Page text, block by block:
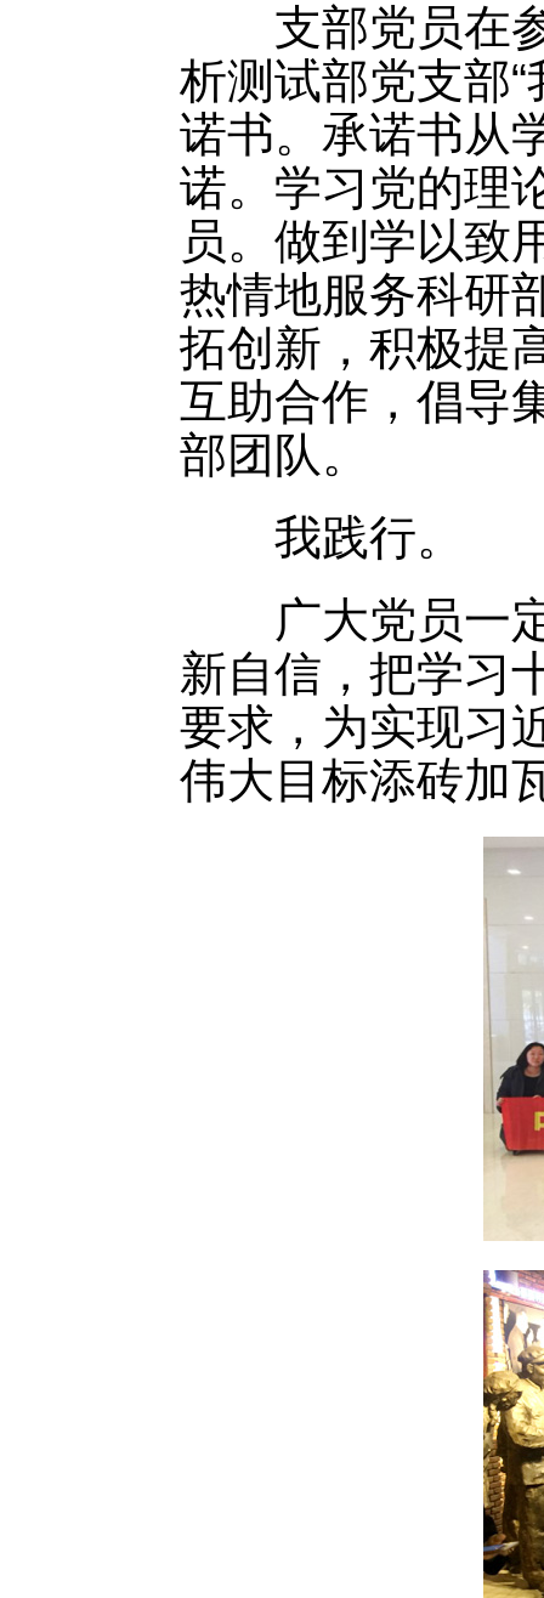
支部党员在参
析测试部党支部
诺书。承诺书从
诺。学习党的理
员。做到学以致
热情地服务科研
拓创新，积极提
互助合作，倡导
部团队。
我践行。
广大党员一定
新自信，把学习
要求，为实现习
伟大目标添砖加